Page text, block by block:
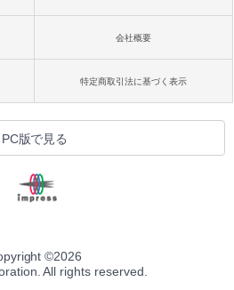
会社概要
特定商取引法に基づく表示
PC版で見る
©2026
All rights reserved.